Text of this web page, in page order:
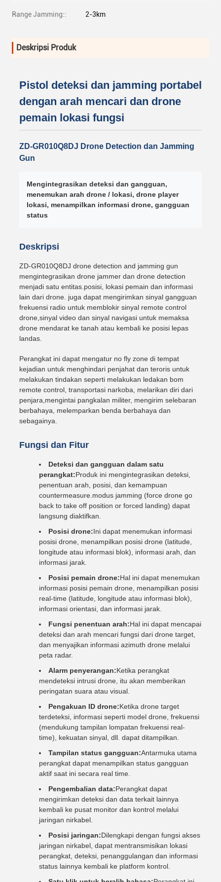
Range Jamming:: 2-3km
Deskripsi Produk
Pistol deteksi dan jamming portabel
dengan arah mencari dan drone
pemain lokasi fungsi
ZD-GR010Q8DJ Drone Detection dan Jamming
Gun
Mengintegrasikan deteksi dan gangguan,
menemukan arah drone / lokasi, drone player
lokasi, menampilkan informasi drone, gangguan
status
Deskripsi
ZD-GR010Q8DJ drone detection and jamming gun
mengintegrasikan drone jammer dan drone detection
menjadi satu entitas.posisi, lokasi pemain dan informasi
lain dari drone. juga dapat mengirimkan sinyal gangguan
frekuensi radio untuk memblokir sinyal remote control
drone,sinyal video dan sinyal navigasi untuk memaksa
drone mendarat ke tanah atau kembali ke posisi lepas
landas.
Perangkat ini dapat mengatur no fly zone di tempat
kejadian untuk menghindari penjahat dan teroris untuk
melakukan tindakan seperti melakukan ledakan bom
remote control, transportasi narkoba, melarikan diri dari
penjara,mengintai pangkalan militer, mengirim selebaran
berbahaya, melemparkan benda berbahaya dan
sebagainya.
Fungsi dan Fitur
Deteksi dan gangguan dalam satu
perangkat:Produk ini mengintegrasikan deteksi,
penentuan arah, posisi, dan kemampuan
countermeasure.modus jamming (force drone go
back to take off position or forced landing) dapat
langsung diaktifkan.
Posisi drone:Ini dapat menemukan informasi
posisi drone, menampilkan posisi drone (latitude,
longitude atau informasi blok), informasi arah, dan
informasi jarak.
Posisi pemain drone:Hal ini dapat menemukan
informasi posisi pemain drone, menampilkan posisi
real-time (latitude, longitude atau informasi blok),
informasi orientasi, dan informasi jarak.
Fungsi penentuan arah:Hal ini dapat mencapai
deteksi dan arah mencari fungsi dari drone target,
dan menyajikan informasi azimuth drone melalui
peta radar.
Alarm penyerangan:Ketika perangkat
mendeteksi intrusi drone, itu akan memberikan
peringatan suara atau visual.
Pengakuan ID drone:Ketika drone target
terdeteksi, informasi seperti model drone, frekuensi
(mendukung tampilan lompatan frekuensi real-
time), kekuatan sinyal, dll. dapat ditampilkan.
Tampilan status gangguan:Antarmuka utama
perangkat dapat menampilkan status gangguan
aktif saat ini secara real time.
Pengembalian data:Perangkat dapat
mengirimkan deteksi dan data terkait lainnya
kembali ke pusat monitor dan kontrol melalui
jaringan nirkabel.
Posisi jaringan:Dilengkapi dengan fungsi akses
jaringan nirkabel, dapat mentransmisikan lokasi
perangkat, deteksi, penanggulangan dan informasi
status lainnya kembali ke platform kontrol.